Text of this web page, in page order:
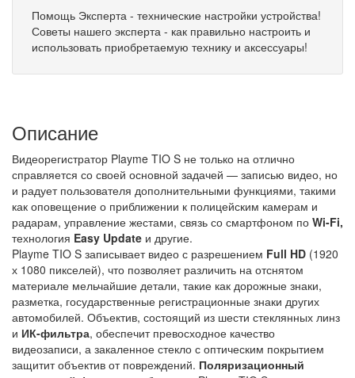
Помощь Эксперта - технические настройки устройства!
Советы нашего эксперта - как правильно настроить и
использовать приобретаемую технику и аксессуары!
Описание
Видеорегистратор Playme TIO S не только на отлично
справляется со своей основной задачей — записью видео, но
и радует пользователя дополнительными функциями, такими
как оповещение о приближении к полицейским камерам и
радарам, управление жестами, связь со смартфоном по Wi-Fi,
технология Easy Update и другие.
Playme TIO S записывает видео с разрешением Full HD (1920
х 1080 пикселей), что позволяет различить на отснятом
материале мельчайшие детали, такие как дорожные знаки,
разметка, государственные регистрационные знаки других
автомобилей. Объектив, состоящий из шести стеклянных линз
и ИК-фильтра, обеспечит превосходное качество
видеозаписи, а закаленное стекло с оптическим покрытием
защитит объектив от повреждений. Поляризационный